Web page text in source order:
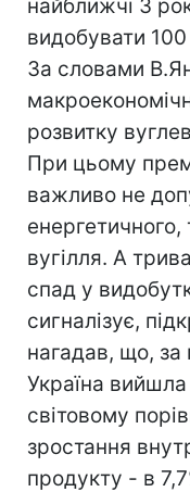
найближчі 3
видобувати 100
За словами
розвитку
При цьому
важливо не
енергетичного,
вугілля. А
спад у
сигналізує,
нагадав, що, за
Україна
світовому
зростання
продукту - в